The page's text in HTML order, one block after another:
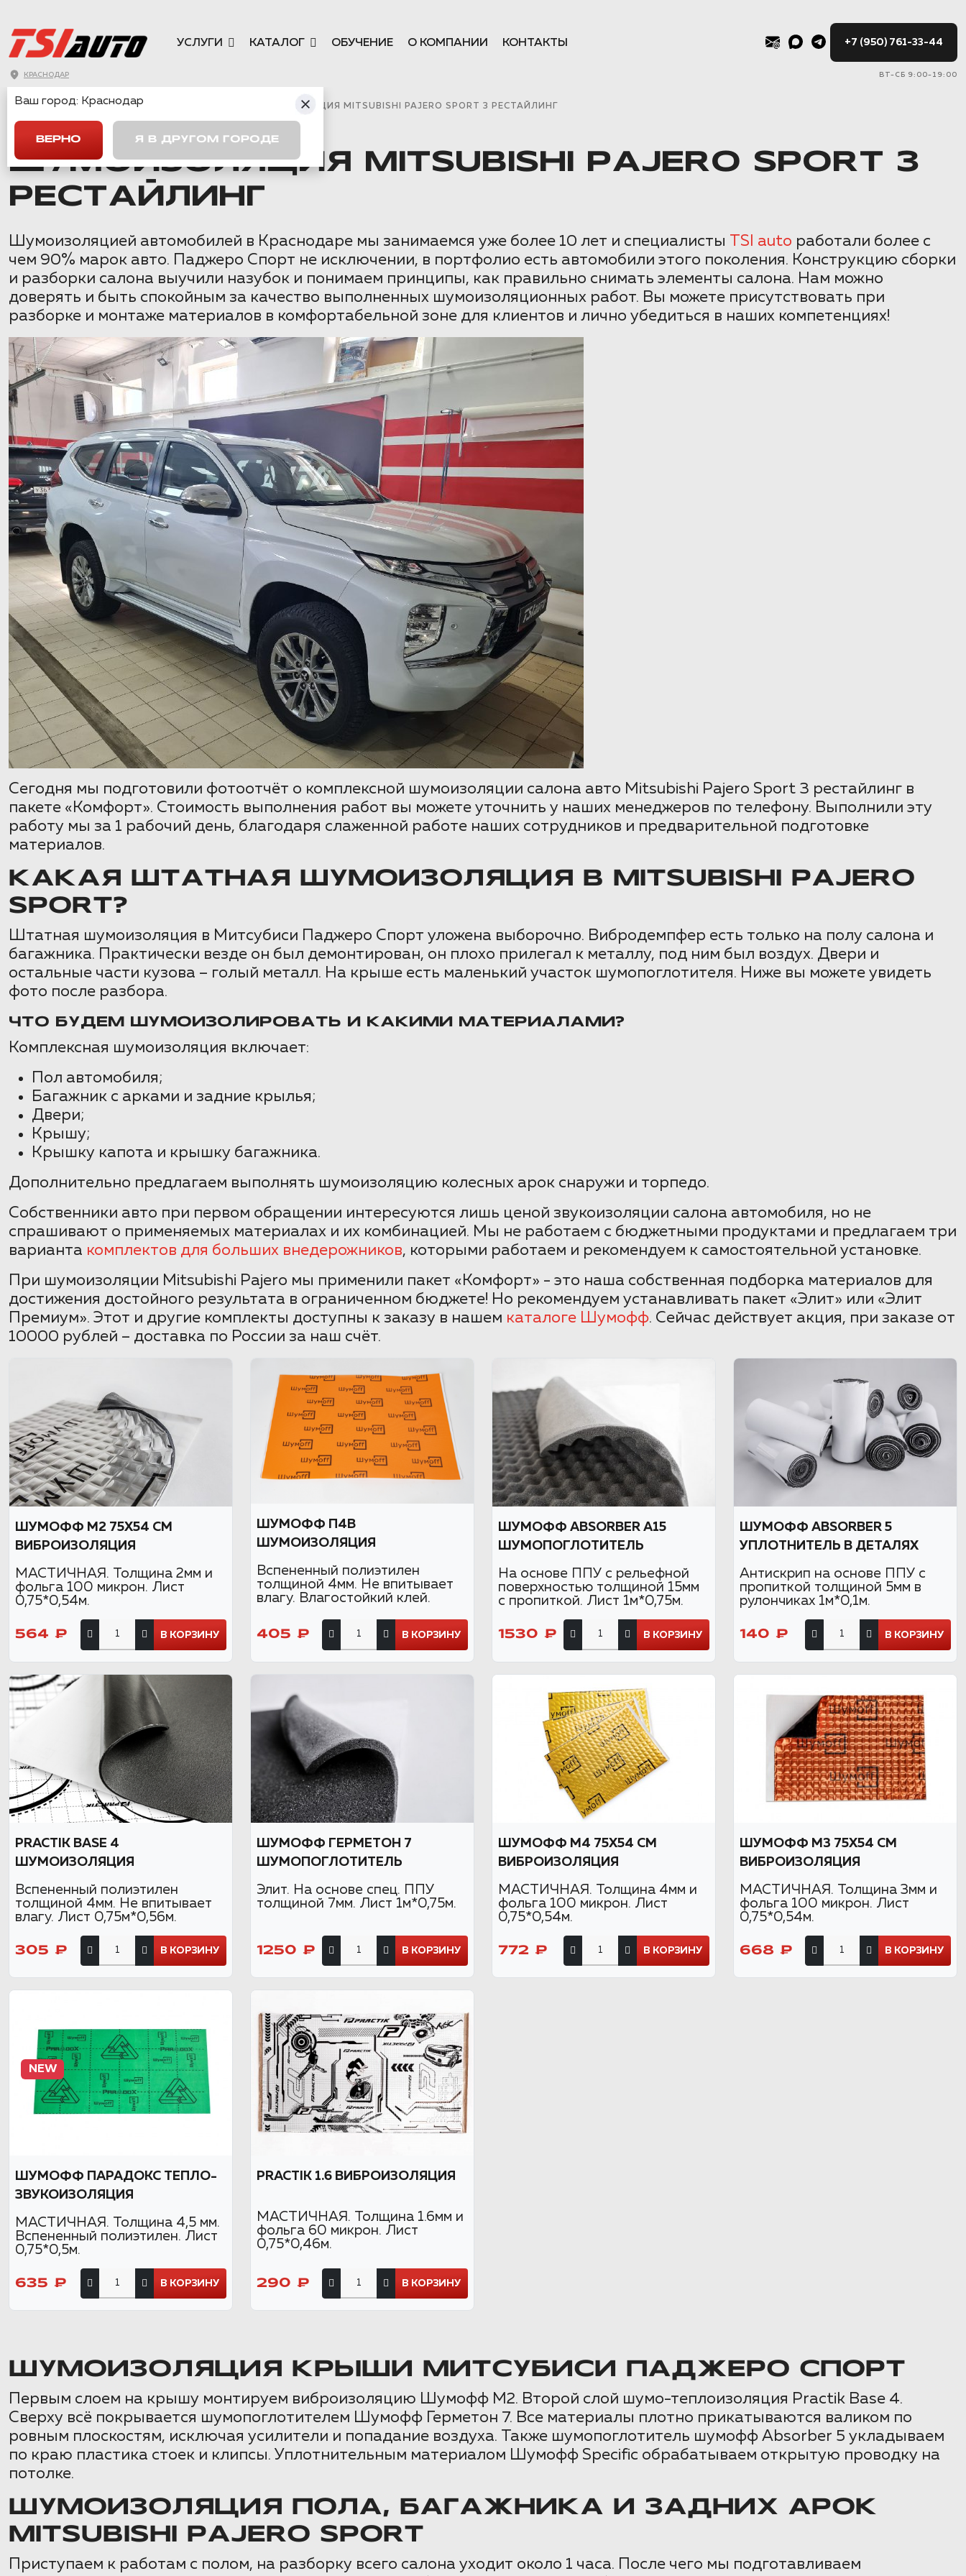
КРАСНОДАР
УСЛУГИ КАТАЛОГ ОБУЧЕНИЕ О КОМПАНИИ КОНТАКТЫ +7 (950) 761-33-44
ВТ-СБ 9:00-19:00
ГЛАВНАЯ → MITSUBISHI → ШУМОИЗОЛЯЦИЯ MITSUBISHI PAJERO SPORT 3 РЕСТАЙЛИНГ
ШУМОИЗОЛЯЦИЯ MITSUBISHI PAJERO SPORT 3
РЕСТАЙЛИНГ
Шумоизоляцией автомобилей в Краснодаре мы занимаемся уже более 10 лет и специалисты TSI auto работали более с
чем 90% марок авто. Паджеро Спорт не исключении, в портфолио есть автомобили этого поколения. Конструкцию сборки
и разборки салона выучили назубок и понимаем принципы, как правильно снимать элементы салона. Нам можно
доверять и быть спокойным за качество выполненных шумоизоляционных работ. Вы можете присутствовать при
разборке и монтаже материалов в комфортабельной зоне для клиентов и лично убедиться в наших компетенциях!
Сегодня мы подготовили фотоотчёт о комплексной шумоизоляции салона авто Mitsubishi Pajero Sport 3 рестайлинг в
пакете «Комфорт». Стоимость выполнения работ вы можете уточнить у наших менеджеров по телефону. Выполнили эту
работу мы за 1 рабочий день, благодаря слаженной работе наших сотрудников и предварительной подготовке
материалов.
КАКАЯ ШТАТНАЯ ШУМОИЗОЛЯЦИЯ В MITSUBISHI PAJERO
SPORT?
Штатная шумоизоляция в Митсубиси Паджеро Спорт уложена выборочно. Вибродемпфер есть только на полу салона и
багажника. Практически везде он был демонтирован, он плохо прилегал к металлу, под ним был воздух. Двери и
остальные части кузова – голый металл. На крыше есть маленький участок шумопоглотителя. Ниже вы можете увидеть
фото после разбора.
ЧТО БУДЕМ ШУМОИЗОЛИРОВАТЬ И КАКИМИ МАТЕРИАЛАМИ?
Комплексная шумоизоляция включает:
Пол автомобиля;
Багажник с арками и задние крылья;
Двери;
Крышу;
Крышку капота и крышку багажника.
Дополнительно предлагаем выполнять шумоизоляцию колесных арок снаружи и торпедо.
Собственники авто при первом обращении интересуются лишь ценой звукоизоляции салона автомобиля, но не
спрашивают о применяемых материалах и их комбинацией. Мы не работаем с бюджетными продуктами и предлагаем три
варианта комплектов для больших внедерожников, которыми работаем и рекомендуем к самостоятельной установке.
При шумоизоляции Mitsubishi Pajero мы применили пакет «Комфорт» - это наша собственная подборка материалов для
достижения достойного результата в ограниченном бюджете! Но рекомендуем устанавливать пакет «Элит» или «Элит
Премиум». Этот и другие комплекты доступны к заказу в нашем каталоге Шумофф. Сейчас действует акция, при заказе от
10000 рублей – доставка по России за наш счёт.
ШУМОФФ М2 75X54 СМ
ВИБРОИЗОЛЯЦИЯ
МАСТИЧНАЯ. Толщина 2мм и
фольга 100 микрон. Лист
0,75*0,54м.
564 ₽ В КОРЗИНУ
ШУМОФФ П4В
ШУМОИЗОЛЯЦИЯ
Вспененный полиэтилен
толщиной 4мм. Не впитывает
влагу. Влагостойкий клей.
405 ₽ В КОРЗИНУ
ШУМОФФ ABSORBER А15
ШУМОПОГЛОТИТЕЛЬ
На основе ППУ с рельефной
поверхностью толщиной 15мм
с пропиткой. Лист 1м*0,75м.
1530 ₽ В КОРЗИНУ
ШУМОФФ ABSORBER 5
УПЛОТНИТЕЛЬ В ДЕТАЛЯХ
Антискрип на основе ППУ с
пропиткой толщиной 5мм в
рулончиках 1м*0,1м.
140 ₽ В КОРЗИНУ
PRACTIK BASE 4
ШУМОИЗОЛЯЦИЯ
Вспененный полиэтилен
толщиной 4мм. Не впитывает
влагу. Лист 0,75м*0,56м.
305 ₽ В КОРЗИНУ
ШУМОФФ ГЕРМЕТОН 7
ШУМОПОГЛОТИТЕЛЬ
Элит. На основе спец. ППУ
толщиной 7мм. Лист 1м*0,75м.
1250 ₽ В КОРЗИНУ
ШУМОФФ М4 75Х54 СМ
ВИБРОИЗОЛЯЦИЯ
МАСТИЧНАЯ. Толщина 4мм и
фольга 100 микрон. Лист
0,75*0,54м.
772 ₽ В КОРЗИНУ
ШУМОФФ М3 75Х54 СМ
ВИБРОИЗОЛЯЦИЯ
МАСТИЧНАЯ. Толщина 3мм и
фольга 100 микрон. Лист
0,75*0,54м.
668 ₽ В КОРЗИНУ
NEW
ШУМОФФ ПАРАДОКС ТЕПЛО-
ЗВУКОИЗОЛЯЦИЯ
МАСТИЧНАЯ. Толщина 4,5 мм.
Вспененный полиэтилен. Лист
0,75*0,5м.
635 ₽ В КОРЗИНУ
PRACTIK 1.6 ВИБРОИЗОЛЯЦИЯ
МАСТИЧНАЯ. Толщина 1.6мм и
фольга 60 микрон. Лист
0,75*0,46м.
290 ₽ В КОРЗИНУ
ШУМОИЗОЛЯЦИЯ КРЫШИ МИТСУБИСИ ПАДЖЕРО СПОРТ
Первым слоем на крышу монтируем виброизоляцию Шумофф М2. Второй слой шумо-теплоизоляция Practik Base 4.
Сверху всё покрывается шумопоглотителем Шумофф Герметон 7. Все материалы плотно прикатываются валиком по
ровным плоскостям, исключая усилители и попадание воздуха. Также шумопоглотитель шумофф Absorber 5 укладываем
по краю пластика стоек и клипсы. Уплотнительным материалом Шумофф Specific обрабатываем открытую проводку на
потолке.
ШУМОИЗОЛЯЦИЯ ПОЛА, БАГАЖНИКА И ЗАДНИХ АРОК
MITSUBISHI PAJERO SPORT
Приступаем к работам с полом, на разборку всего салона уходит около 1 часа. После чего мы подготавливаем
Ваш город: Краснодар
ВЕРНО Я В ДРУГОМ ГОРОДЕ